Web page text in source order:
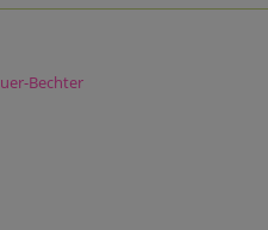
Bechter